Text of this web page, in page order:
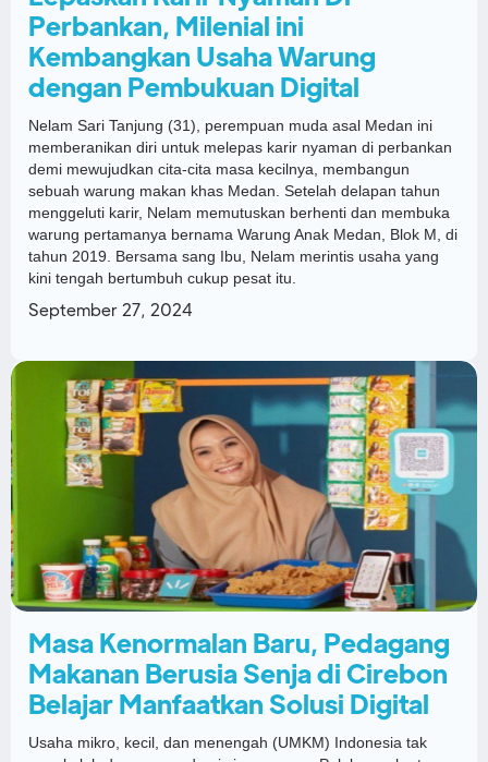
Perbankan, Milenial ini
Kembangkan Usaha Warung
dengan Pembukuan Digital
Nelam Sari Tanjung (31), perempuan muda asal Medan ini
memberanikan diri untuk melepas karir nyaman di perbankan
demi mewujudkan cita-cita masa kecilnya, membangun
sebuah warung makan khas Medan. Setelah delapan tahun
menggeluti karir, Nelam memutuskan berhenti dan membuka
warung pertamanya bernama Warung Anak Medan, Blok M, di
tahun 2019. Bersama sang Ibu, Nelam merintis usaha yang
kini tengah bertumbuh cukup pesat itu.
September 27, 2024
Masa Kenormalan Baru, Pedagang
Makanan Berusia Senja di Cirebon
Belajar Manfaatkan Solusi Digital
Usaha mikro, kecil, dan menengah (UMKM) Indonesia tak